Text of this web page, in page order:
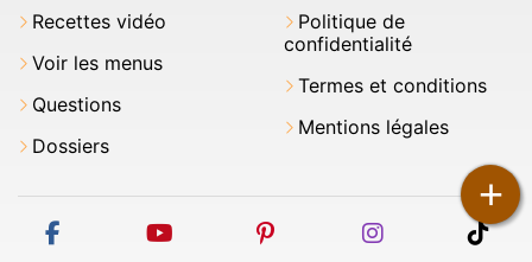
+
Recettes vidéo
Voir les menus
Questions
Dossiers
Politique de
confidentialité
Termes et conditions
Mentions légales
facebook youtube pinterest instagram